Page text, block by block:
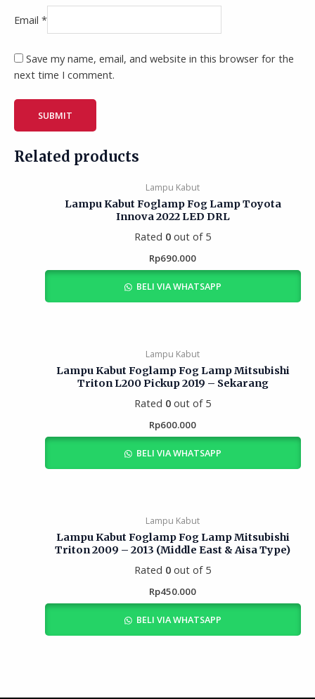
Email *
Save my name, email, and website in this browser for the
next time I comment.
Related products
Lampu Kabut
Lampu Kabut Foglamp Fog Lamp Toyota
Innova 2022 LED DRL
Rated 0 out of 5
Rp690.000
BELI VIA WHATSAPP
Lampu Kabut
Lampu Kabut Foglamp Fog Lamp Mitsubishi
Triton L200 Pickup 2019 – Sekarang
Rated 0 out of 5
Rp600.000
BELI VIA WHATSAPP
Lampu Kabut
Lampu Kabut Foglamp Fog Lamp Mitsubishi
Triton 2009 – 2013 (Middle East & Aisa Type)
Rated 0 out of 5
Rp450.000
BELI VIA WHATSAPP